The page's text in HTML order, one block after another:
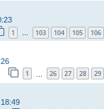
1 103 104 105 106
1 26 27 28 29